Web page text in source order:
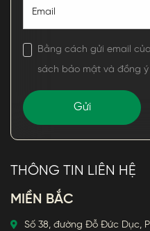
Bằng cách gửi email
sách bảo mật và đồng
THÔNG TIN LIÊN HỆ
MIỀN BẮC
Số 38, đường Đỗ Đức Dục,